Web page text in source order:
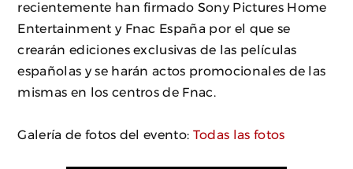
recientemente han firmado Sony Pictures Home
Entertainment y Fnac España por el que se
crearán ediciones exclusivas de las películas
españolas y se harán actos promocionales de las
mismas en los centros de Fnac.
Galería de fotos del evento: Todas las fotos